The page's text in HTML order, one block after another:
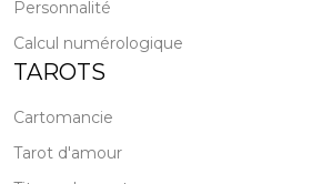
Personnalité
Calcul numérologique
TAROTS
Cartomancie
Tarot d'amour